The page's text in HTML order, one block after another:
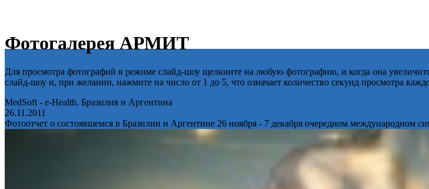
Фотогалерея АРМИТ
Для просмотра фотографий в режиме слайд-шоу щелкните на любую фотографию, и когда она
слайд-шоу и, при желании, нажмите на число от 1 до 5, что означает количество секунд просмотра
MedSoft - e-Health. Бразилия и Аргентина
26.11.2011
Фотоотчет о состоявшемся в Бразилии и Аргентине 26 ноября - 7 декабря очередном международном